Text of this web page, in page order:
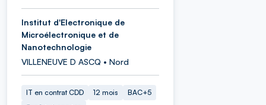
Institut d'Electronique de
Microélectronique et de
Nanotechnologie
VILLENEUVE D ASCQ • Nord
IT en contrat CDD 12 mois
BAC+5